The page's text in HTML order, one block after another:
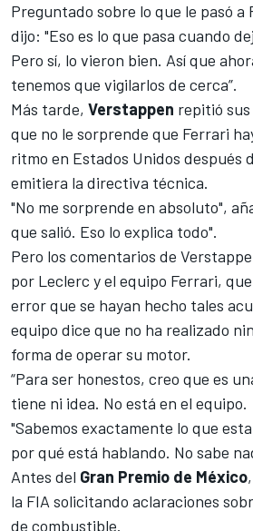
Preguntado sobre lo que le pasó a
dijo: "Eso es lo que pasa cuando
Pero sí, lo vieron bien. Así que
tenemos que vigilarlos de cerca”.
Más tarde, Verstappen repitió
que no le sorprende que Ferrari
ritmo en Estados Unidos después
emitiera la directiva técnica.
"No me sorprende en absoluto",
que salió. Eso lo explica todo".
Pero los comentarios de
por Leclerc y el equipo Ferrari,
error que se hayan hecho tales
equipo dice que no ha realizado
forma de operar su motor.
“Para ser honestos, creo que es
tiene ni idea. No está en el equipo.
"Sabemos exactamente lo que
por qué está hablando. No sabe
Antes del Gran Premio de México
la FIA solicitando aclaraciones
de combustible.